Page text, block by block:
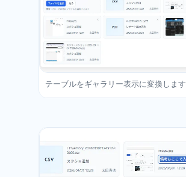
テーブルをギャラリー表示に変換します